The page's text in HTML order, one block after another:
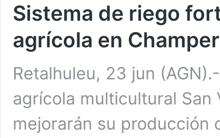
Sistema de riego
agrícola en
Retalhuleu, 23 jun
agrícola multicultural
mejorarán su producción